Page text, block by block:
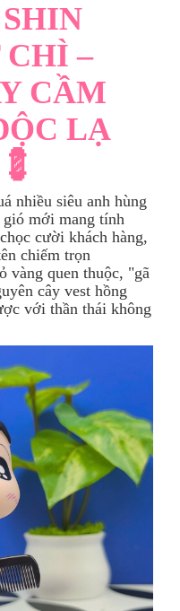
CHÌ –
CẦM
LẠ
nhiều siêu anh hùng
mới mang tính
cười khách hàng,
chiếm trọn
vàng quen thuộc, "gã
cây vest hồng
với thần thái không